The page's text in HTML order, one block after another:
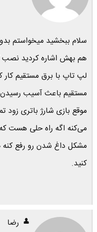
سلام ببخشید میخواستم
هم بهش اشاره کردید نصب
لپ تاپ با برق مستقیم کار
مستقیم باعث آسیب رسیدن
موقع بازی شارژ باتری
می‌کنه اگه راه حلی هست
مشکل داغ شدن رو رفع کنه
کنید.
رضا